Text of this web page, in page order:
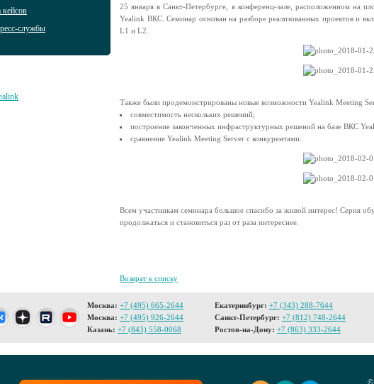
кейсов
службы
25 января в Санкт-Петербурге, в конференц-зале, расположенном на
Yealink ВКС. Семинар основан на разборе реализованных проектов и
L1 и L2.
Также были продемонстрированы новые возможности Yealink Meeting
совместимость нескольких решений;
построение законченных инфраструктурных решений на базе ВКС
сравнение Yealink Meeting Server c конкурентами.
Всем участникам семинара большое спасибо за живой интерес! Серия
продолжаться и становиться раз от раза интереснее.
Возврат к списку
Москва: +7 (495) 665-2644
Москва: +7 (495) 926-2644
Казань: +7 (843) 558-0068
Екатеринбург: +7 (343) 288-7644
Санкт-Петербург: +7 (812) 748-2644
Ростов-на-Дону: +7 (863) 333-2644
©